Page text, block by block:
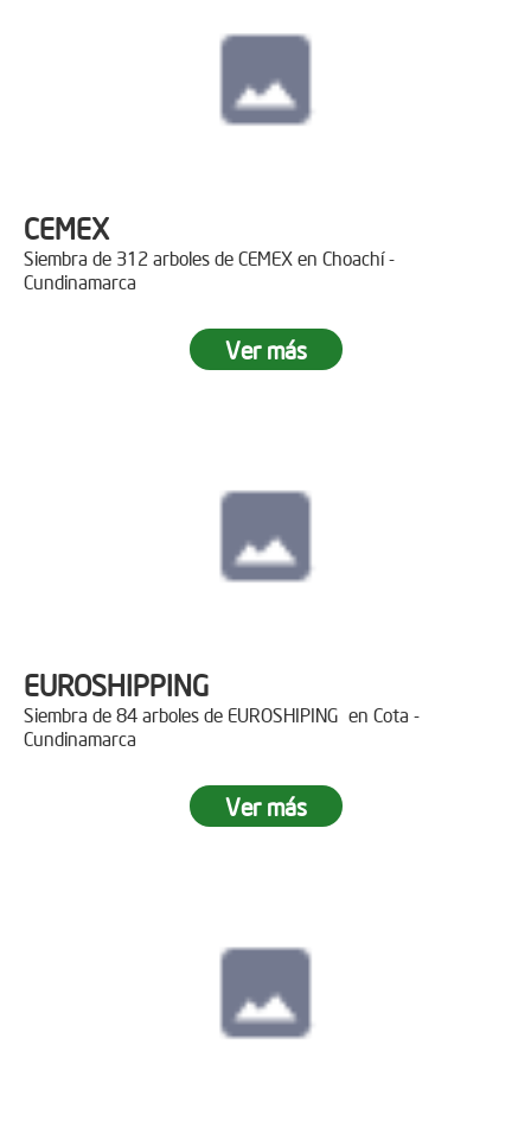
CEMEX
Siembra de 312 arboles de CEMEX en Choachí -
Cundinamarca
Ver más
EUROSHIPPING
Siembra de 84 arboles de EUROSHIPING en Cota -
Cundinamarca
Ver más